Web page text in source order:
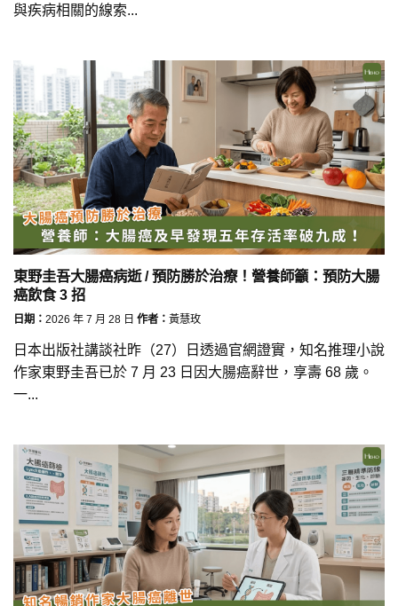
與疾病相關的線索...
東野圭吾大腸癌病逝 / 預防勝於治療！營養師籲：預防大腸
癌飲食 3 招
日期： 2026 年 7 月 28 日 作者： 黃慧玫
日本出版社講談社昨（27）日透過官網證實，知名推理小說
作家東野圭吾已於 7 月 23 日因大腸癌辭世，享壽 68 歲。
一...